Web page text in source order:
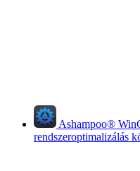
Ashampoo®
rendszeroptimalizálás